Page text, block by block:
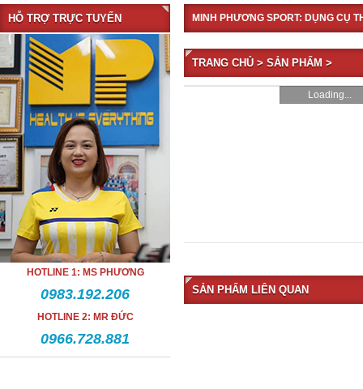
HỖ TRỢ TRỰC TUYẾN
HOTLINE 1: MS PHƯƠNG
0983.192.206
HOTLINE 2: MR ĐỨC
0966.728.881
MINH PHƯƠNG SPORT: DỤNG CỤ
TRANG CHỦ > SẢN PHẨM >
Loading...
SẢN PHẨM LIÊN QUAN